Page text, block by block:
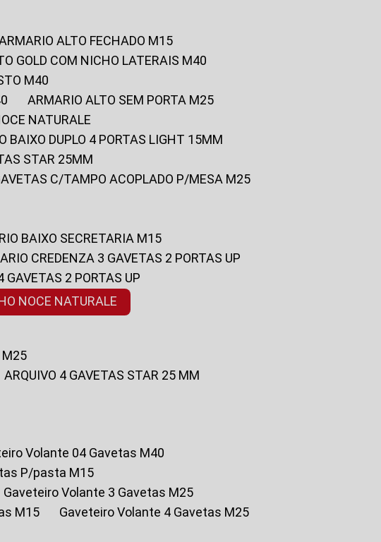
ARMARIO ALTO FECHADO M15
GOLD COM NICHO LATERAIS M40
M40
ARMARIO ALTO SEM PORTA M25
NATURALE
BAIXO DUPLO 4 PORTAS LIGHT 15MM
STAR 25MM
C/TAMPO ACOPLADO P/MESA M25
BAIXO SECRETARIA M15
CREDENZA 3 GAVETAS 2 PORTAS UP
GAVETAS 2 PORTAS UP
NOCE NATURALE
M25
ARQUIVO 4 GAVETAS STAR 25 MM
Volante 04 Gavetas M40
P/pasta M15
Gaveteiro Volante 3 Gavetas M25
M15
Gaveteiro Volante 4 Gavetas M25